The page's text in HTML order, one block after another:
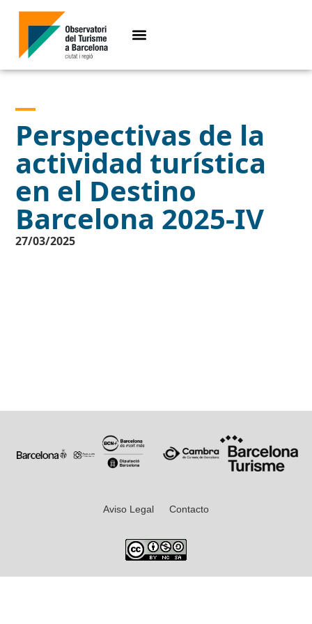
Perspectivas de la
actividad turística
en el Destino
Barcelona 2025-IV
27/03/2025
Aviso Legal Contacto